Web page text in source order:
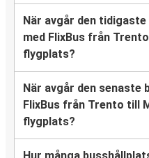
När avgår den
med FlixBus från
flygplats?
När avgår den senaste
FlixBus från Trento till
flygplats?